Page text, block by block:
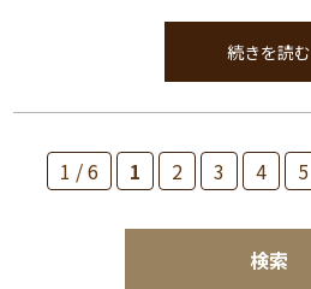
検索
続きを読む
1 / 6 1 2 3 4 5